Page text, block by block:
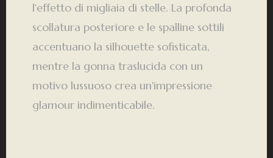
l'effetto di migliaia di stelle. La profonda
scollatura posteriore e le spalline sottili
accentuano la silhouette sofisticata,
mentre la gonna traslucida con un
motivo lussuoso crea un'impressione
glamour indimenticabile.